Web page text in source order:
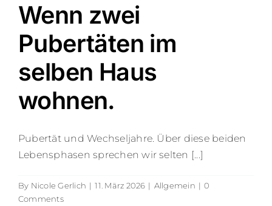
Wenn zwei
Pubertäten im
selben Haus
wohnen.
Pubertät und Wechseljahre. Über diese beiden
Lebensphasen sprechen wir selten [...]
By Nicole Gerlich | 11. März 2026 | Allgemein | 0
Comments